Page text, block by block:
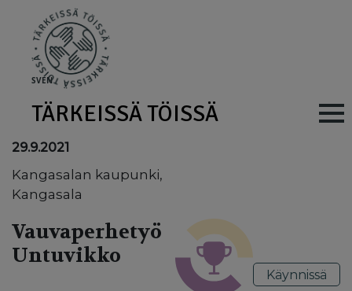
SVEN
TÄRKEISSÄ TÖISSÄ Main
29.9.2021
Kangasalan kaupunki,
Kangasala
Vauvaperhetyö
Untuvikko
Käynnissä